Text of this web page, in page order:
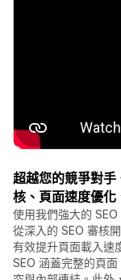
超越您的競爭對手
核、頁面速度優
使用我們強大的
從深入的 SEO 審核
有效提升頁面載入速
SEO 涵蓋完整的頁